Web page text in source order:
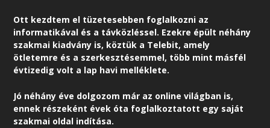
Ott kezdtem el tüzetesebben foglalkozni az
informatikával és a távközléssel. Ezekre épült néhány
szakmai kiadvány is, köztük a Telebit, amely
ötletemre és a szerkesztésemmel, több mint másfél
évtizedig volt a lap havi melléklete.
Jó néhány éve dolgozom már az online világban is,
ennek részeként évek óta foglalkoztatott egy saját
szakmai oldal indítása.